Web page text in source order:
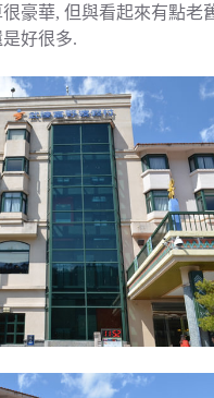
豪華, 但與看起來有點老
好很多.